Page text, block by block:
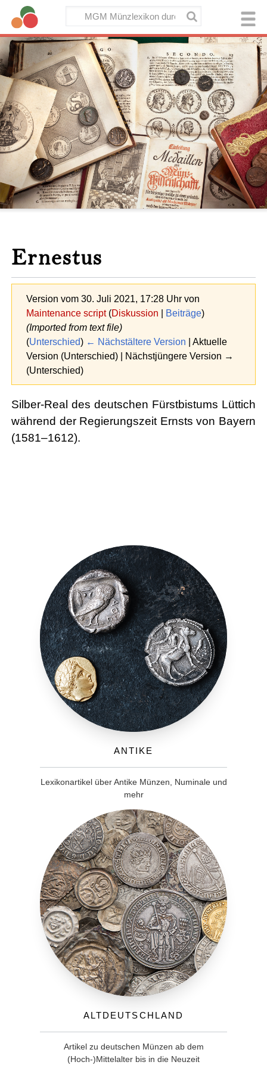
Ernestus
Version vom 30. Juli 2021, 17:28 Uhr von
Maintenance script (Diskussion | Beiträge)
(Imported from text file)
(Unterschied) ← Nächstältere Version | Aktuelle
Version (Unterschied) | Nächstjüngere Version →
(Unterschied)
Silber-Real des deutschen Fürstbistums Lüttich
während der Regierungszeit Ernsts von Bayern
(1581–1612).
Antike
Lexikonartikel über Antike Münzen, Numinale und
mehr
Altdeutschland
Artikel zu deutschen Münzen ab dem
(Hoch-)Mittelalter bis in die Neuzeit